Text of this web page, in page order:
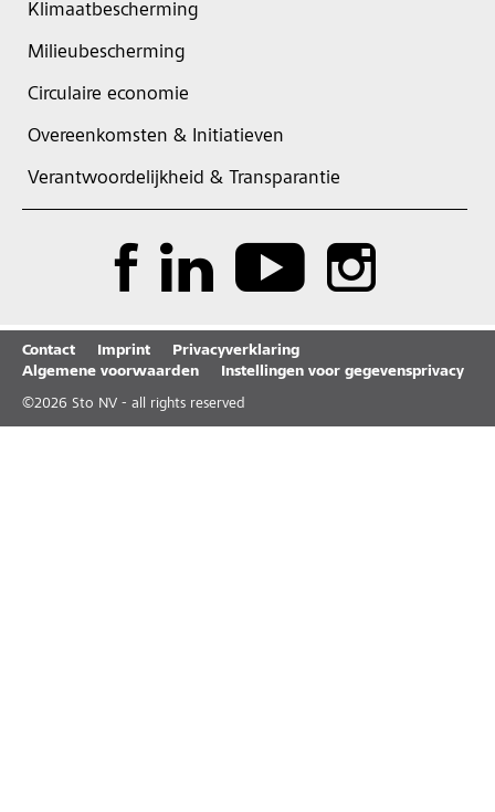
Klimaatbescherming
Milieubescherming
Circulaire economie
Overeenkomsten & Initiatieven
Verantwoordelijkheid & Transparantie
Contact Imprint
Privacyverklaring
Algemene voorwaarden
Instellingen voor gegevensprivacy
©2026 Sto NV - all rights reserved